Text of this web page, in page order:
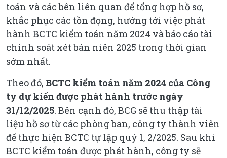
toán và các bên liên quan để tổng hợp hồ sơ,
khắc phục các tồn đọng, hướng tới việc phát
hành BCTC kiểm toán năm 2024 và báo cáo tài
chính soát xét bán niên 2025 trong thời gian
sớm nhất.
Theo đó, BCTC kiểm toán năm 2024 của Công
ty dự kiến được phát hành trước ngày
31/12/2025. Bên cạnh đó, BCG sẽ thu thập tài
liệu hồ sơ từ các phòng ban, công ty thành viên
để thực hiện BCTC tự lập quý 1, 2/2025. Sau khi
BCTC kiểm toán được phát hành, công ty sẽ